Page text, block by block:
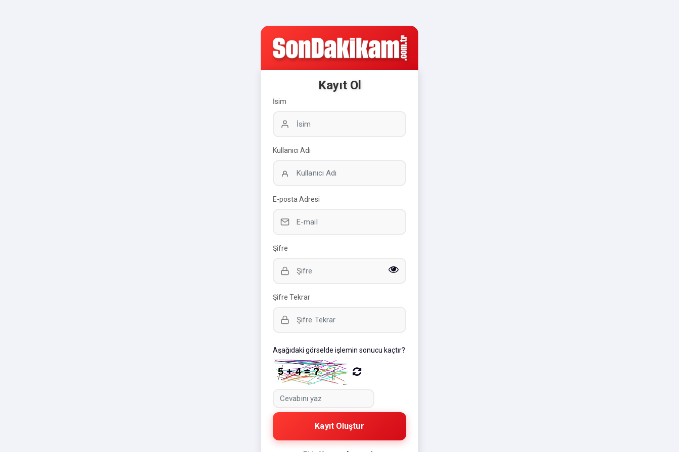
Kayıt Ol
İsim
Kullanıcı Adı
E-posta Adresi
Şifre
Şifre Tekrar
Aşağıdaki görselde işlemin sonucu kaçtır?
Kayıt Oluştur